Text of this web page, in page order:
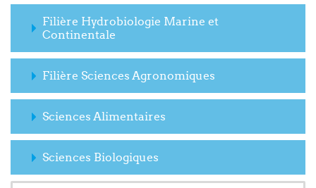
Filière Hydrobiologie Marine et
Continentale
Filière Sciences Agronomiques
Sciences Alimentaires
Sciences Biologiques